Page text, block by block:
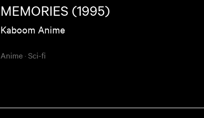
MEMORIES (1995)
Kaboom Anime
Anime ·Sci-fi